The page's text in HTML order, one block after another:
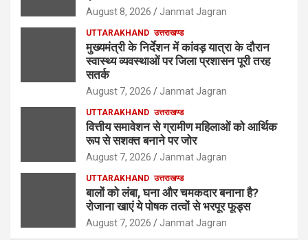
August 8, 2026 Janmat Jagran
UTTARAKHAND उत्तराखण्ड
मुख्यमंत्री के निर्देशन में कांवड़ यात्रा के दौरान
स्वास्थ्य व्यवस्थाओं पर जिला प्रशासन पूरी तरह
सतर्क
August 7, 2026 Janmat Jagran
UTTARAKHAND उत्तराखण्ड
वित्तीय समावेशन से ग्रामीण महिलाओं को आर्थिक
रूप से सशक्त बनाने पर जोर
August 7, 2026 Janmat Jagran
UTTARAKHAND उत्तराखण्ड
बालों को लंबा, घना और चमकदार बनाना है?
रोजाना खाएं ये पोषक तत्वों से भरपूर फूड्स
August 7, 2026 Janmat Jagran